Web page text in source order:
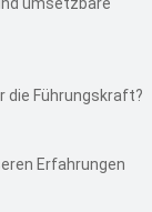
die Führungskraft?
Erfahrungen